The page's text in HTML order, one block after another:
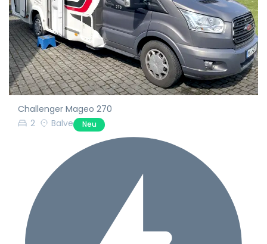
Challenger Mageo 270
2
Balve Neu